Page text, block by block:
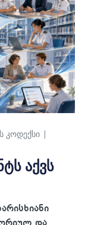
კოდექსი
აქვს